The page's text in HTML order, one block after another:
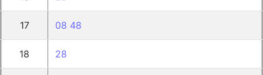
17 08 48
18 28